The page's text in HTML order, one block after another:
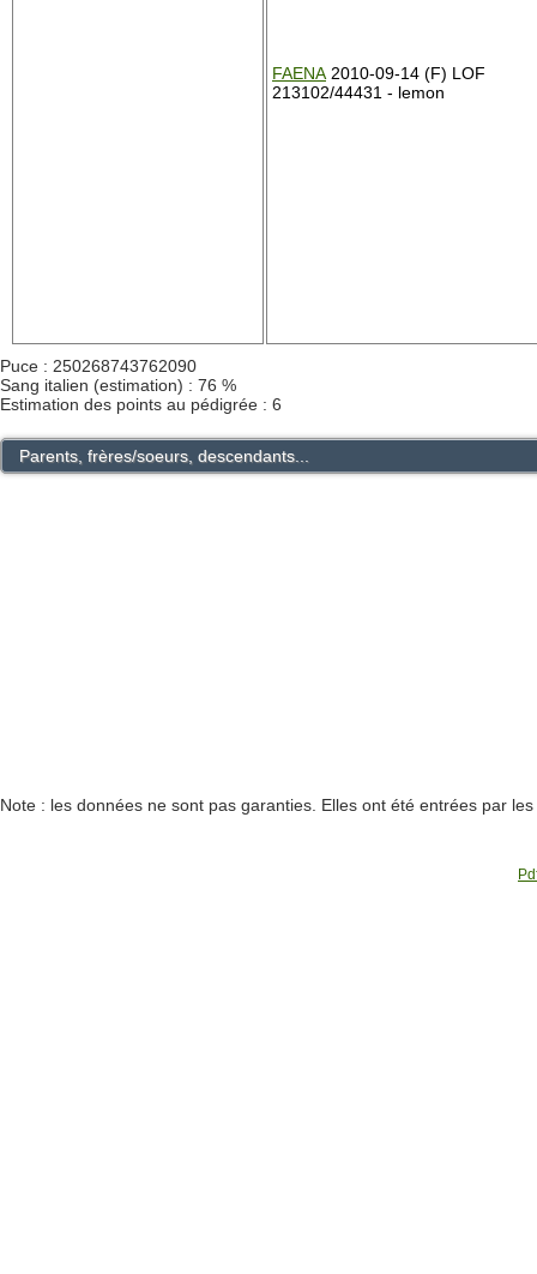
FAENA 2010-09-14 (F) LOF
213102/44431 - lemon
Puce : 250268743762090
Sang italien (estimation) : 76 %
Estimation des points au pédigrée : 6
Parents, frères/soeurs, descendants...
Note : les données ne sont pas garanties. Elles ont été entrées par